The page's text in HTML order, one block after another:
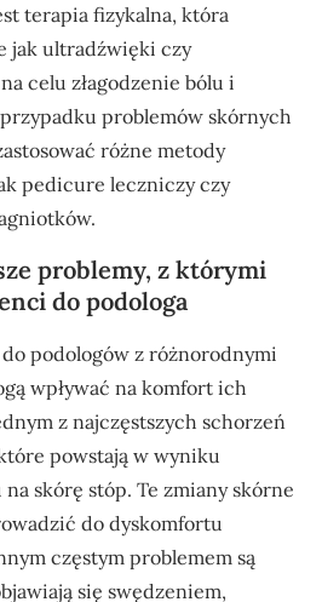
terapia fizykalna, która
jak ultradźwięki czy
celu złagodzenie bólu i
problemów skórnych
różne metody
pedicure leczniczy czy
problemy, z którymi
do podologa
do podologów z różnorodnymi
wpływać na komfort ich
z najczęstszych schorzeń
powstają w wyniku
skórę stóp. Te zmiany skórne
do dyskomfortu
częstym problemem są
się swędzeniem,